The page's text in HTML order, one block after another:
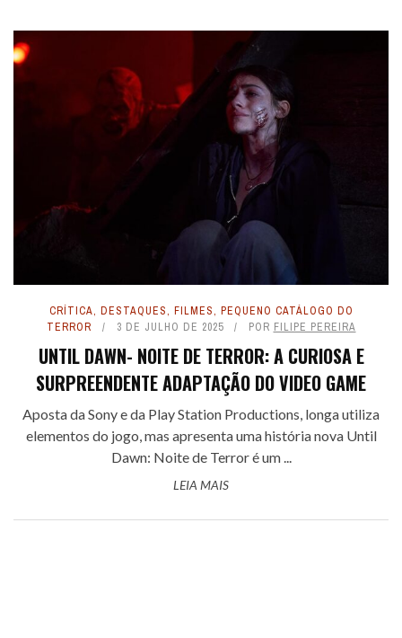
CRÍTICA, DESTAQUES, FILMES, PEQUENO CATÁLOGO DO
TERROR
3 DE JULHO DE 2025 POR FILIPE PEREIRA
UNTIL DAWN- NOITE DE TERROR: A CURIOSA E
SURPREENDENTE ADAPTAÇÃO DO VIDEO GAME
Aposta da Sony e da Play Station Productions, longa utiliza
elementos do jogo, mas apresenta uma história nova Until
Dawn: Noite de Terror é um ...
LEIA MAIS